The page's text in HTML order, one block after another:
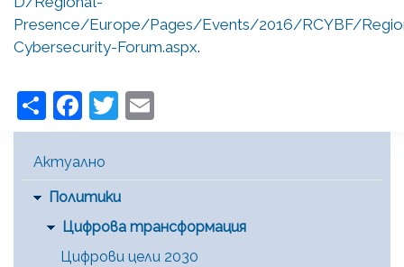
Presence/Europe/Pages/Events/2016/RCYBF/
Cybersecurity-Forum.aspx.
ShareFacebook
Twitter
Main Menu [BG]
Актуално
Политики
Цифрова трансформация
Цифрови цели 2030